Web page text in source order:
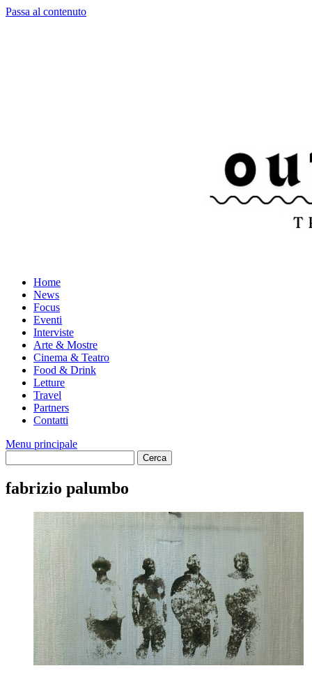
Passa al contenuto
Home
News
Focus
Eventi
Interviste
Arte & Mostre
Cinema & Teatro
Food & Drink
Letture
Travel
Partners
Contatti
Menu principale
fabrizio palumbo